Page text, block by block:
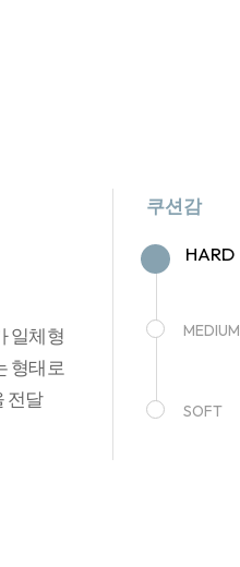
일체형
형태로
전달
쿠션감
HARD
MEDIUM
SOFT